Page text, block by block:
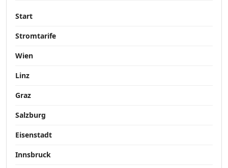
Start
Stromtarife
Wien
Linz
Graz
Salzburg
Eisenstadt
Innsbruck